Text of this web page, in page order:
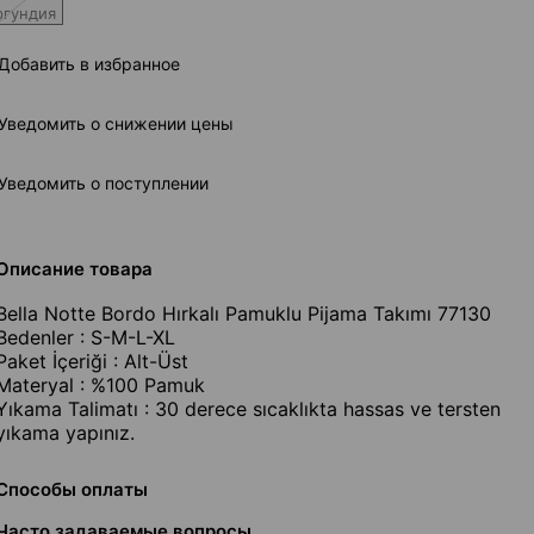
в избранное
о снижении цены
о поступлении
товара
Notte Bordo Hırkalı Pamuklu Pijama Takımı 77130
: S-M-L-XL
İçeriği : Alt-Üst
: %100 Pamuk
Talimatı : 30 derece sıcaklıkta hassas ve tersten
yapınız.
оплаты